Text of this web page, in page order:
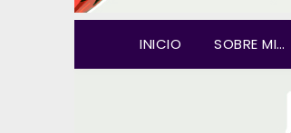
INICIO SOBRE MI…